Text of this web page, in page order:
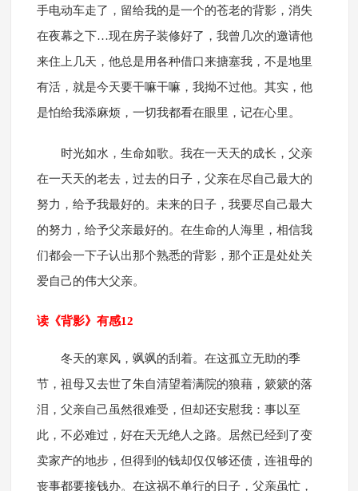
手电动车走了，留给我的是一个的苍老的背影，消失
在夜幕之下…现在房子装修好了，我曾几次的邀请他
来住上几天，他总是用各种借口来搪塞我，不是地里
有活，就是今天要干嘛干嘛，我拗不过他。其实，他
是怕给我添麻烦，一切我都看在眼里，记在心里。
时光如水，生命如歌。我在一天天的成长，父亲
在一天天的老去，过去的日子，父亲在尽自己最大的
努力，给予我最好的。未来的日子，我要尽自己最大
的努力，给予父亲最好的。在生命的人海里，相信我
们都会一下子认出那个熟悉的背影，那个正是处处关
爱自己的伟大父亲。
读《背影》有感12
冬天的寒风，飒飒的刮着。在这孤立无助的季
节，祖母又去世了朱自清望着满院的狼藉，簌簌的落
泪，父亲自己虽然很难受，但却还安慰我：事以至
此，不必难过，好在天无绝人之路。居然已经到了变
卖家产的地步，但得到的钱却仅仅够还债，连祖母的
丧事都要接钱办。在这祸不单行的日子，父亲虽忙，